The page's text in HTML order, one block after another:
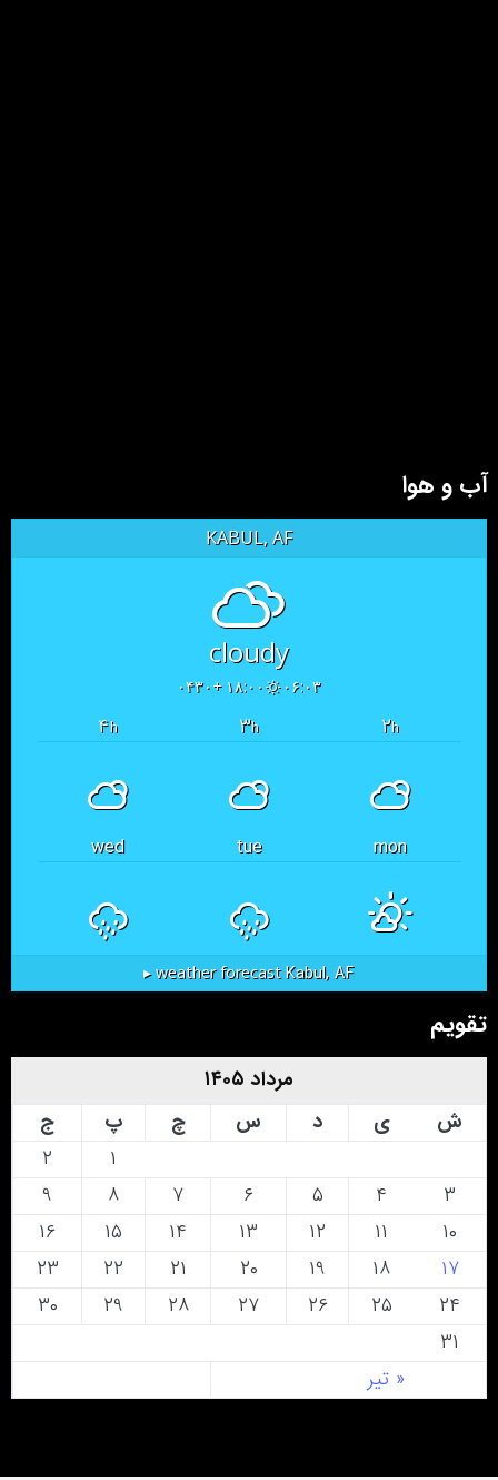
آب و هوا
KABUL, AF
cloudy
۰۶:۰۳ ۱۸:۰۰ +۰۴۳۰
۲h ۳h ۴h
mon
tue
wed
Kabul, AF
weather forecast ▸
تقویم
مرداد ۱۴۰۵
ش
ی د س چ پ ج
« تیر
۲
۳
۴ ۵ ۶ ۷ ۸
۹
۱۰
۱۱ ۱۲ ۱۳ ۱۴ ۱۵
۱۶
۱۷
۱۸ ۱۹ ۲۰ ۲۱ ۲۲
۲۳
۲۴
۲۵ ۲۶ ۲۷ ۲۸ ۲۹
۳۰
۳۱